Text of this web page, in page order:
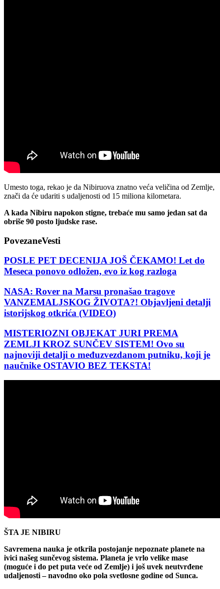
Umesto toga, rekao je da Nibiruova znatno veća veličina od Zemlje,
znači da će udariti s udaljenosti od 15 miliona kilometara.
A kada Nibiru napokon stigne, trebaće mu samo jedan sat da
obriše 90 posto ljudske rase.
PovezaneVesti
POSLE PET DECENIJA JOŠ ČEKAMO! Let do
Meseca ponovo odložen, evo iz kog razloga
NASA: Rover na Marsu pronašao tragove
VANZEMALJSKOG ŽIVOTA?! Objavljeni detalji
istorijskog otkrića (VIDEO)
MISTERIOZNI OBJEKAT JURI PREMA
ZEMLJI KROZ SUNČEV SISTEM! Ovo su
najnoviji detalji o međuzvezdanom putniku, koji je
naučnike OSTAVIO BEZ TEKSTA!
ŠTA JE NIBIRU
Savremena nauka je otkrila postojanje nepoznate planete na
ivici našeg sunčevog sistema. Planeta je vrlo velike mase
(moguće i do pet puta veće od Zemlje) i još uvek neutvrđene
udaljenosti – navodno oko pola svetlosne godine od Sunca.